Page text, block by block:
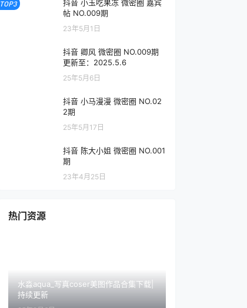
TOP3
抖音 小玉吃果冻 微密圈 嘉宾
帖 NO.009期
23年5月1日
抖音 卿风 微密圈 NO.009期
更新至：2025.5.6
25年5月6日
抖音 小马漫漫 微密圈 NO.02
2期
25年5月17日
抖音 陈大小姐 微密圈 NO.001
期
23年4月25日
热门资源
水淼aqua_写真coser美图作品合集下载|
持续更新